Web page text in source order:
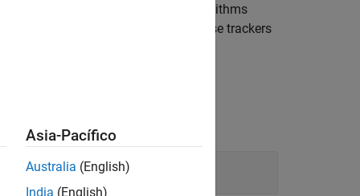
or reflecting source. DOA algorithms
MUSIC, and root-MUSIC. Monopulse trackers
Asia-Pacífico
Australia (English)
India (English)